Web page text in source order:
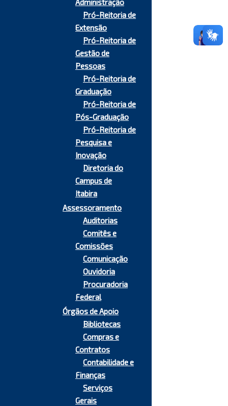
Administração
Pró-Reitoria de
Extensão
Pró-Reitoria de
Gestão de
Pessoas
Pró-Reitoria de
Graduação
Pró-Reitoria de
Pós-Graduação
Pró-Reitoria de
Pesquisa e
Inovação
Diretoria do
Campus de
Itabira
Assessoramento
Auditorias
Comitês e
Comissões
Comunicação
Ouvidoria
Procuradoria
Federal
Órgãos de Apoio
Bibliotecas
Compras e
Contratos
Contabilidade e
Finanças
Serviços
Gerais